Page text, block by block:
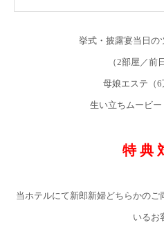
挙式・披露宴当日の
（2部屋／前
母娘エステ（6
生い立ちムービー
特 典
当ホテルにて新郎新婦どちらかの
いるお